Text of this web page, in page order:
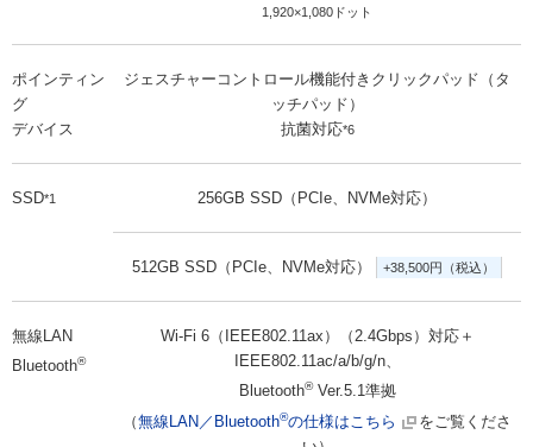
1,920×1,080ドット
ポインティン
グ
デバイス
ジェスチャーコントロール機能付きクリックパッド（タ
ッチパッド）
抗菌対応*6
SSD*1 256GB SSD（PCIe、NVMe対応）
512GB SSD（PCIe、NVMe対応） +38,500円（税込）
無線LAN
Bluetooth®
Wi-Fi 6（IEEE802.11ax）（2.4Gbps）対応＋
IEEE802.11ac/a/b/g/n、
Bluetooth®Ver.5.1準拠
（無線LAN／Bluetooth®の仕様はこちら
をご覧くださ